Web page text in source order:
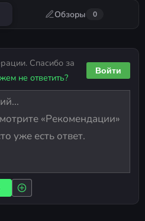
Обзоры 0
Спасибо за
не ответить?
Войти